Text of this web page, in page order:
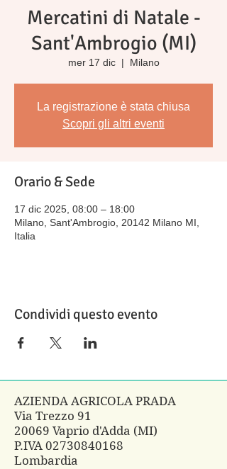
Mercatini di Natale -
Sant'Ambrogio (MI)
mer 17 dic
  |
Milano
La registrazione è stata chiusa
Scopri gli altri eventi
Orario & Sede
17 dic 2025, 08:00 – 18:00
Milano, Sant'Ambrogio, 20142 Milano MI,
Italia
Condividi questo evento
AZIENDA AGRICOLA PRADA
Via Trezzo 91
20069 Vaprio d'Adda (MI)
P.IVA 02730840168
Lombardia